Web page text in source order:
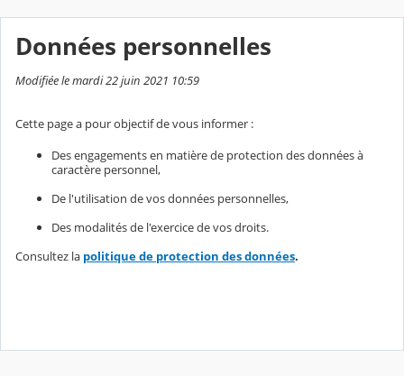
Données personnelles
Modifiée le mardi 22 juin 2021 10:59
Cette page a pour objectif de vous informer :
Des engagements en matière de protection des données à
caractère personnel,
De l'utilisation de vos données personnelles,
Des modalités de l'exercice de vos droits.
Consultez la politique de protection des données.